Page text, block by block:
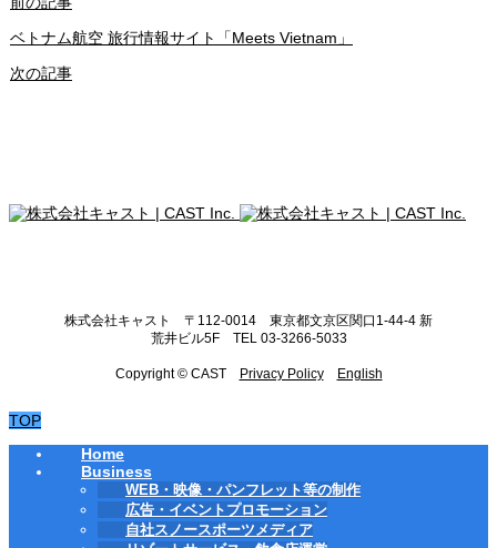
ベトナム航空 旅行情報サイト「Meets Vietnam」
次の記事
株式会社キャスト 〒112-0014 東京都文京区関口1-44-4 新
荒井ビル5F TEL 03-3266-5033
Copyright © CAST Privacy Policy English
TOP
Home
Business
WEB・映像・パンフレット等の制作
広告・イベントプロモーション
自社スノースポーツメディア